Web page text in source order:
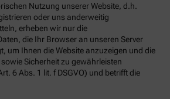
Nutzung unserer Website, d.h.
oder uns anderweitig
erheben wir nur die
die Ihr Browser an unseren Server
um Ihnen die Website anzuzeigen und die
Sicherheit zu gewährleisten
6 Abs. 1 lit. f DSGVO) und betrifft die